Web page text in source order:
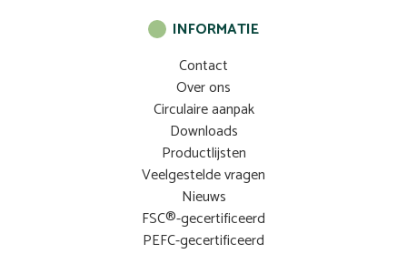
INFORMATIE
Contact
Over ons
Circulaire aanpak
Downloads
Productlijsten
Veelgestelde vragen
Nieuws
FSC®-gecertificeerd
PEFC-gecertificeerd